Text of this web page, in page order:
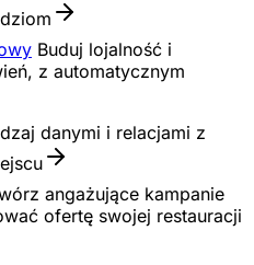
Buduj lojalność i
z automatycznym
danymi i relacjami z
angażujące kampanie
ofertę swojej restauracji